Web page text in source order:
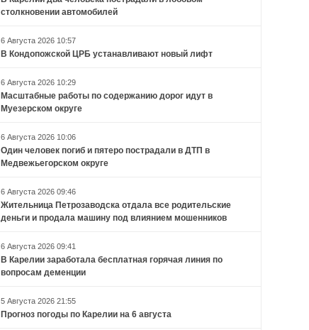
столкновении автомобилей
6 Августа 2026 10:57
В Кондопожской ЦРБ устанавливают новый лифт
6 Августа 2026 10:29
Масштабные работы по содержанию дорог идут в
Муезерском округе
6 Августа 2026 10:06
Один человек погиб и пятеро пострадали в ДТП в
Медвежьегорском округе
6 Августа 2026 09:46
Жительница Петрозаводска отдала все родительские
деньги и продала машину под влиянием мошенников
6 Августа 2026 09:41
В Карелии заработала бесплатная горячая линия по
вопросам деменции
5 Августа 2026 21:55
Прогноз погоды по Карелии на 6 августа